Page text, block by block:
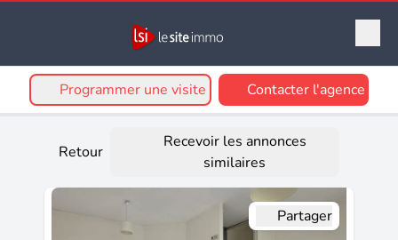
Programmer une visite Contacter l'agence
Retour
Recevoir les annonces
similaires
Partager